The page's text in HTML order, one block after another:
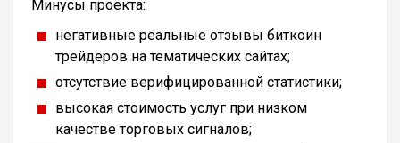
Минусы проекта:
негативные реальные отзывы биткоин
трейдеров на тематических сайтах;
отсутствие верифицированной статистики;
высокая стоимость услуг при низком
качестве торговых сигналов;